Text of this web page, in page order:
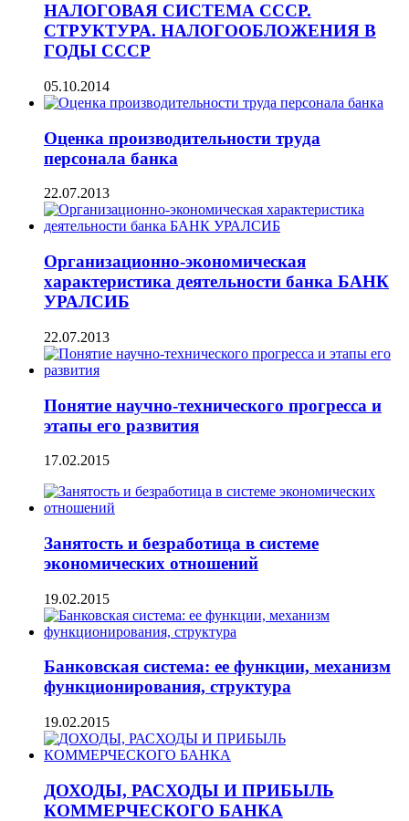
НАЛОГОВАЯ СИСТЕМА СССР.
СТРУКТУРА. НАЛОГООБЛОЖЕНИЯ В
ГОДЫ СССР
05.10.2014
Оценка производительности труда
персонала банка
22.07.2013
Организационно-экономическая
характеристика деятельности банка БАНК
УРАЛСИБ
22.07.2013
Понятие научно-технического прогресса и
этапы его развития
17.02.2015
Занятость и безработица в системе
экономических отношений
19.02.2015
Банковская система: ее функции, механизм
функционирования, структура
19.02.2015
ДОХОДЫ, РАСХОДЫ И ПРИБЫЛЬ
КОММЕРЧЕСКОГО БАНКА